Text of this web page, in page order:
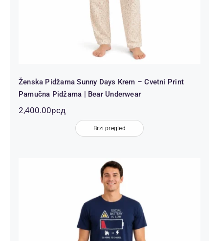
Ženska Pidžama Sunny Days Krem – Cvetni Print
Pamučna Pidžama | Bear Underwear
2,400.00рсд
Brzi pregled